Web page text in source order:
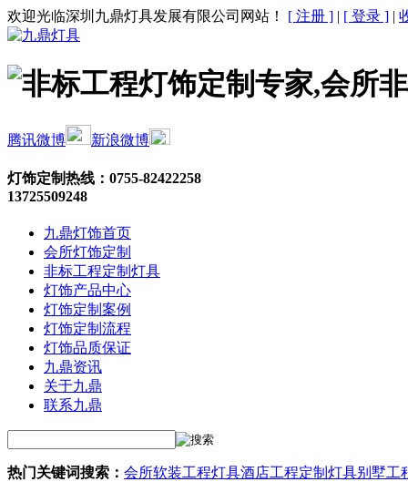
欢迎光临深圳九鼎灯具发展有限公司网站！ [ 注册 ] | [ 登录 ] |
腾讯微博 新浪微博
灯饰定制热线： 0755-82422258
13725509248
九鼎灯饰首页
会所灯饰定制
非标工程定制灯具
灯饰产品中心
灯饰定制案例
灯饰定制流程
灯饰品质保证
九鼎资讯
关于九鼎
联系九鼎
热门关键词搜索： 会所软装工程灯具酒店工程定制灯具别墅工